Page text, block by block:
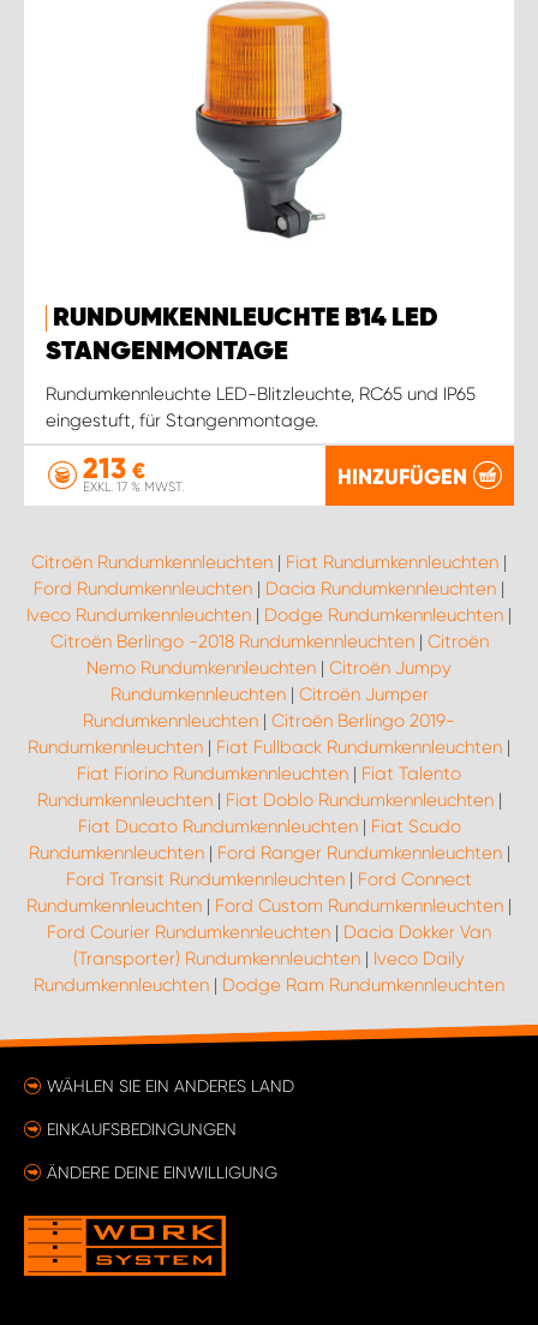
RUNDUMKENNLEUCHTE B14 LED
STANGENMONTAGE
Rundumkennleuchte LED-Blitzleuchte, RC65 und IP65
eingestuft, für Stangenmontage.
213 €
EXKL. 17 % MWST. HINZUFÜGEN
Citroën Rundumkennleuchten | Fiat Rundumkennleuchten |
Ford Rundumkennleuchten | Dacia Rundumkennleuchten |
Iveco Rundumkennleuchten | Dodge Rundumkennleuchten |
Citroën Berlingo -2018 Rundumkennleuchten| Citroën
Nemo Rundumkennleuchten | Citroën Jumpy
Rundumkennleuchten| Citroën Jumper
Rundumkennleuchten | Citroën Berlingo 2019-
Rundumkennleuchten | Fiat Fullback Rundumkennleuchten |
Fiat Fiorino Rundumkennleuchten | Fiat Talento
Rundumkennleuchten| Fiat Doblo Rundumkennleuchten|
Fiat Ducato Rundumkennleuchten| Fiat Scudo
Rundumkennleuchten| Ford Ranger Rundumkennleuchten|
Ford Transit Rundumkennleuchten | Ford Connect
Rundumkennleuchten | Ford Custom Rundumkennleuchten |
Ford Courier Rundumkennleuchten | Dacia Dokker Van
(Transporter) Rundumkennleuchten | Iveco Daily
Rundumkennleuchten | Dodge Ram Rundumkennleuchten
WÄHLEN SIE EIN ANDERES LAND
EINKAUFSBEDINGUNGEN
ÄNDERE DEINE EINWILLIGUNG